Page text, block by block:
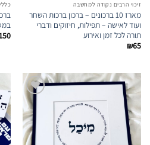
זיכוי הרבים נקודה למחשבה
מארז 10 ברכונים – ברכון ברכות השחר
ועוד לאישה – תפילות, חיזוקים ודברי
תורה לכל זמן ואירוע
₪65
כללי
הוספה
לרשימת
המועדפים